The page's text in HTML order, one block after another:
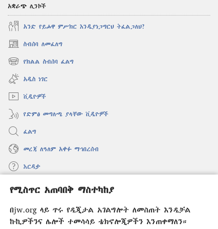
የሚስጥር አጠባበቅ ማስተካከያ
በjw.org ላይ ጥሩ የዲጂታል አገልግሎት ለመስጠት እንዲቻል
ኩኪዎችንና ሌሎች ተመሳሳይ ቴክኖሎጂዎችን እንጠቀማለን።
አቋራጭ ሊንኮች
አንድ የይሖዋ ምሥክር እንዲያነጋግርህ ትፈልጋለህ?
ስብሰባ ለመፈለግ
(አዲስ
ዊንዶው
ክፈት)
የክልል ስብሰባ ፈልግ
(አዲስ
ዊንዶው
ክፈት)
አዲስ ነገር
ቪዲዮዎች
የድምፅ መግለጫ ያላቸው ቪዲዮዎች
ፈልግ
መረጃ ለዓለም አቀፉ ማኅበረሰብ
እርዳታ
መዋጮዎች
(አዲስ
ክፈት)
የመጠበቂያ ግንብ የኢንተርኔት ቤተ መጻሕፍት
(አዲስ